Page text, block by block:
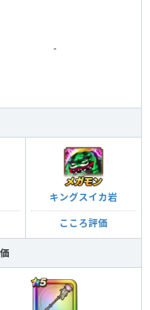
-
キングスイカ岩
こころ評価